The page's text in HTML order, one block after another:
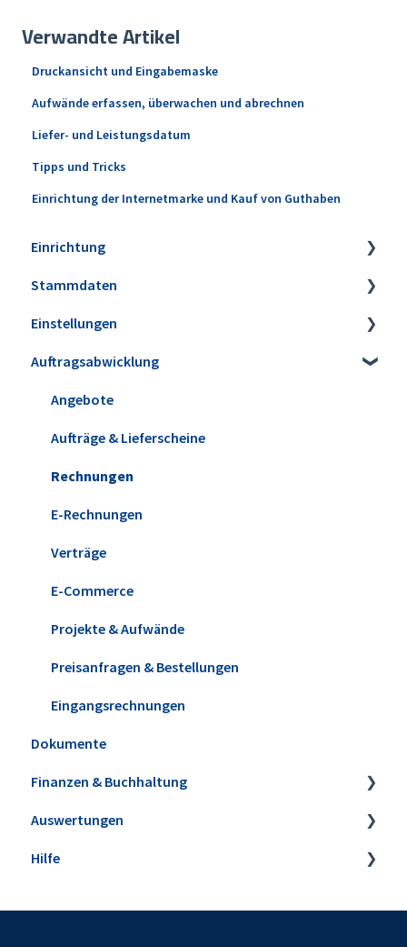
Verwandte Artikel
Druckansicht und Eingabemaske
Aufwände erfassen, überwachen und abrechnen
Liefer- und Leistungsdatum
Tipps und Tricks
Einrichtung der Internetmarke und Kauf von Guthaben
Einrichtung
Installation
Erweiterungen
Datensicherung
Update installieren
Versionshistorie
WISO MeinBüro Desktop Cloud
Office
Stammdaten
Artikel
Lagerbestände & Inventur
Kunden & Interessenten
Lieferanten
Mitarbeiter
Einstellungen
Firmeneinstellungen
Steuereinstellungen
Kleinstammdaten
Ansicht & Filter-/Suchoptionen
Briefpapier & Vorlagen
Auftragsabwicklung
Angebote
Aufträge & Lieferscheine
Rechnungen
E-Rechnungen
Verträge
E-Commerce
Projekte & Aufwände
Preisanfragen & Bestellungen
Eingangsrechnungen
Dokumente
Finanzen & Buchhaltung
Banking & Kasse
Kasse POS
Auswertungen
Steuer-Auswertungen
Hilfe